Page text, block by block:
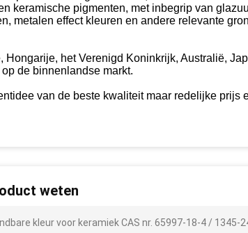
keramische pigmenten, met inbegrip van
metalen effect kleuren en andere relevante
Hongarije, het Verenigd Koninkrijk, Australië,
de binnenlandse markt.
van de beste kwaliteit maar redelijke prijs
weten
kleur voor keramiek CAS nr. 65997-18-4 / 1345-